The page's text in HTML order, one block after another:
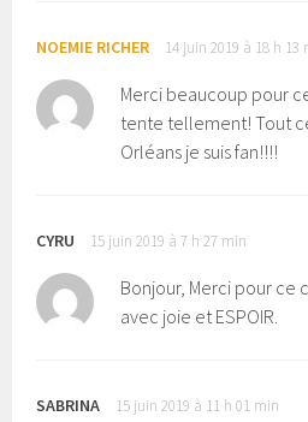
NOEMIE RICHER 14 juin 2019 à 18 h 13
Merci beaucoup pour
tente tellement! Tout
Orléans je suis fan!!!!
CYRU 15 juin 2019 à 7 h 27 min
Bonjour, Merci pour ce
avec joie et ESPOIR.
SABRINA 15 juin 2019 à 11 h 01 min